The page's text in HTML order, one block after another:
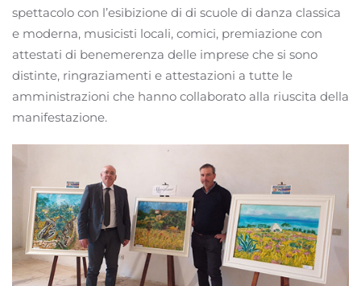
spettacolo con l’esibizione di di scuole di danza classica
e moderna, musicisti locali, comici, premiazione con
attestati di benemerenza delle imprese che si sono
distinte, ringraziamenti e attestazioni a tutte le
amministrazioni che hanno collaborato alla riuscita della
manifestazione.